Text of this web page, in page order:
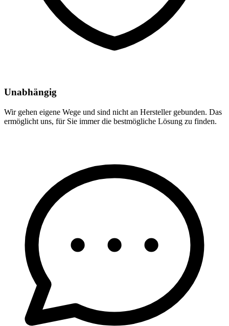
Unabhängig
Wir gehen eigene Wege und sind nicht an Hersteller gebunden. Das
ermöglicht uns, für Sie immer die bestmögliche Lösung zu finden.